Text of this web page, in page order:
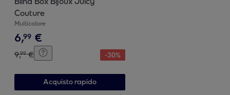
Couture
Multicolore
6,99 €
9,99 € -30%
Acquisto rapido